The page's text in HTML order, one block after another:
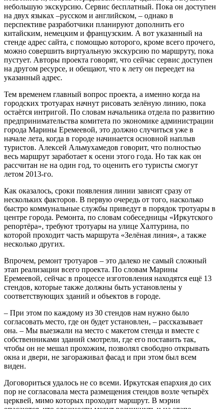
небольшую экскурсию. Сервис бесплатный. Пока он доступен
на двух языках –русском и английском, – однако в
перспективе разработчики планируют дополнить его
китайским, немецким и французским. А вот указанный на
стенде адрес сайта, с помощью которого, кроме всего прочего,
можно совершить виртуальную экскурсию по маршруту, пока
пустует. Авторы проекта говорят, что сейчас сервис доступен
на другом ресурсе, и обещают, что к лету он переедет на
указанный адрес.
Тем временем главный вопрос проекта, а именно когда на
городских тротуарах начнут рисовать зелёную линию, пока
остаётся интригой. По словам начальника отдела по развитию
предпринимательства комитета по экономике администрации
города Марины Еремеевой, это должно случиться уже в
начале лета, когда в городе начинается основной наплыв
туристов. Алексей Альмухамедов говорит, что полностью
весь маршрут заработает к осени этого года. Но так как он
рассчитан не на один год, то оценить его туристы смогут
летом 2013-го.
Как оказалось, сроки появления линии зависят сразу от
нескольких факторов. В первую очередь от того, насколько
быстро коммунальные службы приведут в порядок тротуары в
центре города. Ремонта, по словам собеседницы «Иркутского
репортёра», требуют тротуары на улице Халтурина, по
которой проходит часть маршрута «Зелёная линия», а также
несколько других.
Впрочем, ремонт тротуаров – это далеко не самый сложный
этап реализации всего проекта. По словам Марины
Еремеевой, сейчас в процессе изготовления находятся ещё 13
стендов, которые также должны быть установлены у
соответствующих зданий и объектов в городе.
– При этом по каждому из 30 стендов нам нужно было
согласовать место, где он будет установлен, – рассказывает
она. – Мы выезжали на место с макетом стенда и вместе с
собственниками зданий смотрели, где его поставить так,
чтобы он не мешал прохожим, позволял свободно открывать
окна и двери, не загораживал фасад и при этом был всем
виден.
Договориться удалось не со всеми. Иркутская епархия до сих
пор не согласовала места размещения стендов возле четырёх
церквей, мимо которых проходит маршрут. В мэрии